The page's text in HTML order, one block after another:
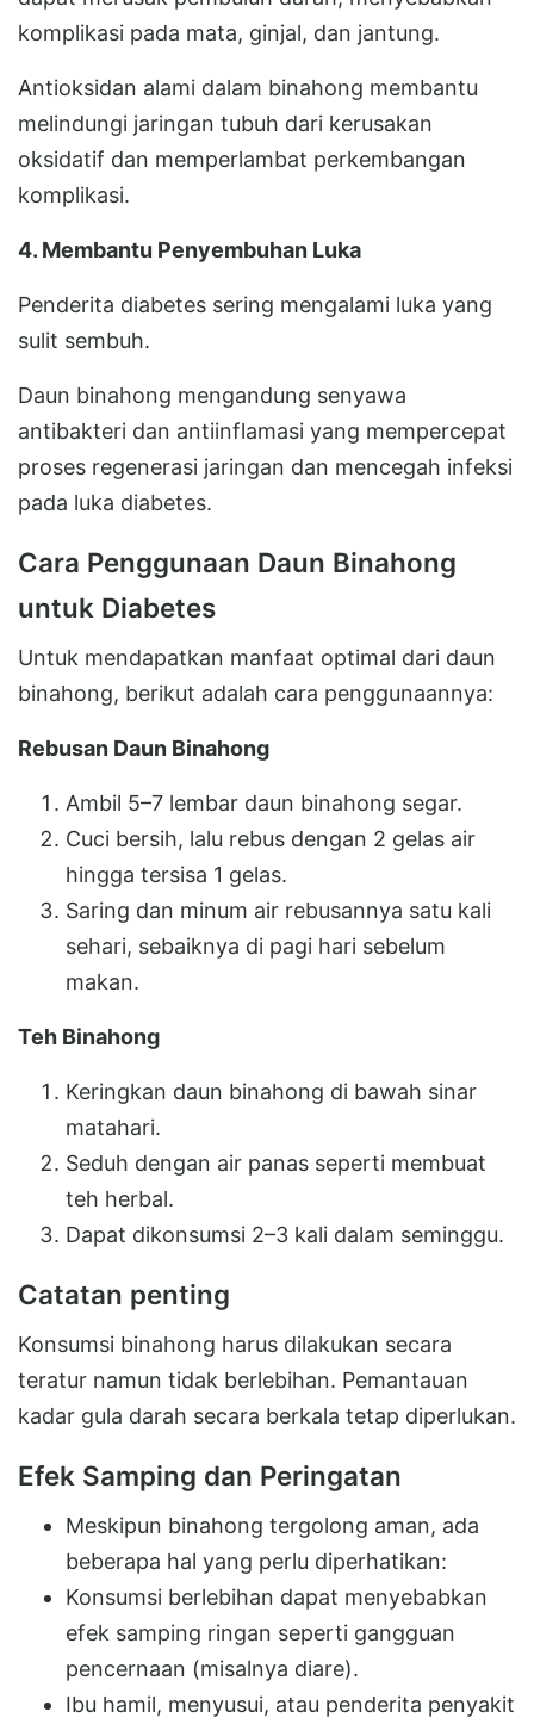
komplikasi pada mata, ginjal, dan jantung.
Antioksidan alami dalam binahong membantu
melindungi jaringan tubuh dari kerusakan
oksidatif dan memperlambat perkembangan
komplikasi.
4. Membantu Penyembuhan Luka
Penderita diabetes sering mengalami luka yang
sulit sembuh.
Daun binahong mengandung senyawa
antibakteri dan antiinflamasi yang mempercepat
proses regenerasi jaringan dan mencegah infeksi
pada luka diabetes.
Cara Penggunaan Daun Binahong
untuk Diabetes
Untuk mendapatkan manfaat optimal dari daun
binahong, berikut adalah cara penggunaannya:
Rebusan Daun Binahong
Ambil 5–7 lembar daun binahong segar.
Cuci bersih, lalu rebus dengan 2 gelas air
hingga tersisa 1 gelas.
Saring dan minum air rebusannya satu kali
sehari, sebaiknya di pagi hari sebelum
makan.
Teh Binahong
Keringkan daun binahong di bawah sinar
matahari.
Seduh dengan air panas seperti membuat
teh herbal.
Dapat dikonsumsi 2–3 kali dalam seminggu.
Catatan penting
Konsumsi binahong harus dilakukan secara
teratur namun tidak berlebihan. Pemantauan
kadar gula darah secara berkala tetap diperlukan.
Efek Samping dan Peringatan
Meskipun binahong tergolong aman, ada
beberapa hal yang perlu diperhatikan:
Konsumsi berlebihan dapat menyebabkan
efek samping ringan seperti gangguan
pencernaan (misalnya diare).
Ibu hamil, menyusui, atau penderita penyakit